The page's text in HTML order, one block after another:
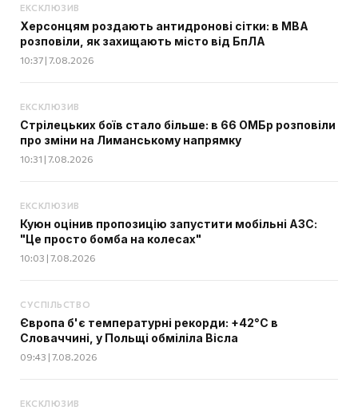
ЕКСКЛЮЗИВ
Херсонцям роздають антидронові сітки: в МВА
розповіли, як захищають місто від БпЛА
10:37 | 7.08.2026
ЕКСКЛЮЗИВ
Стрілецьких боїв стало більше: в 66 ОМБр розповіли
про зміни на Лиманському напрямку
10:31 | 7.08.2026
ЕКСКЛЮЗИВ
Куюн оцінив пропозицію запустити мобільні АЗС:
"Це просто бомба на колесах"
10:03 | 7.08.2026
СУСПІЛЬСТВО
Європа б'є температурні рекорди: +42°C в
Словаччині, у Польщі обміліла Вісла
09:43 | 7.08.2026
ЕКСКЛЮЗИВ